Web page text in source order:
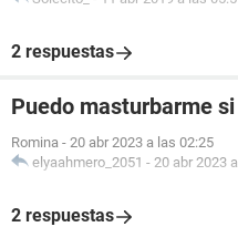
2 respuestas
Puedo masturbarme
Romina - 20 abr 2023 a las 02:25
elyaahmero_2051 - 20 abr 2023
2 respuestas